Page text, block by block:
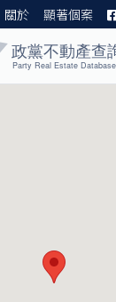
關於 顯著個案